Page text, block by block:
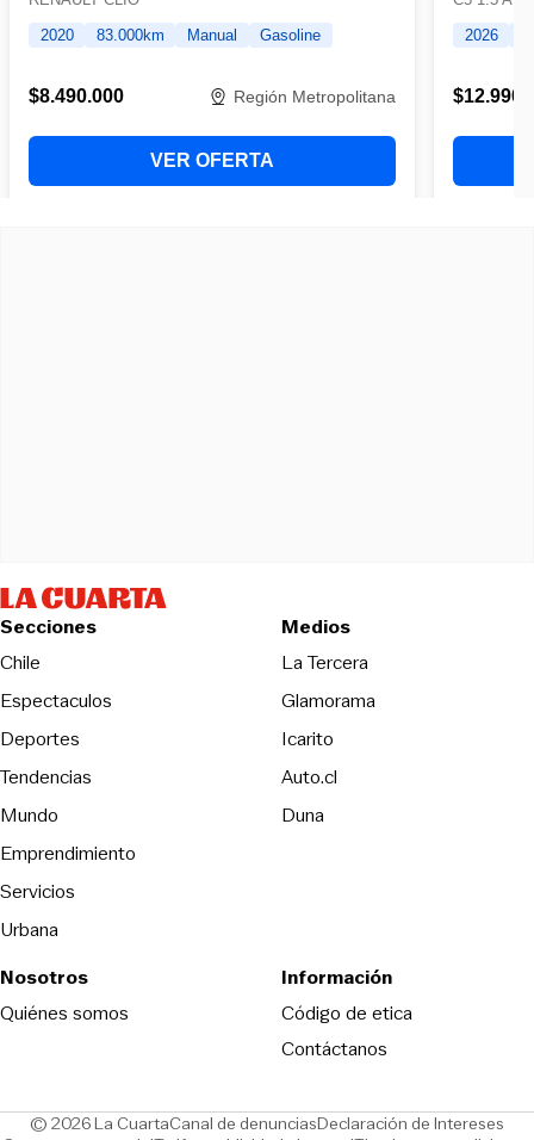
Secciones
Chile
Espectaculos
Deportes
Tendencias
Mundo
Emprendimiento
Servicios
Urbana
Medios
La TerceraOpens in new
Glamorama
Icarito
Auto.cl
DunaOpens in new window
Nosotros
Quiénes somos
Información
Código de eticaOpens in new
Contáctanos
© 2026 La CuartaCanal de denunciasOpens in new window
Declaración de Intereses